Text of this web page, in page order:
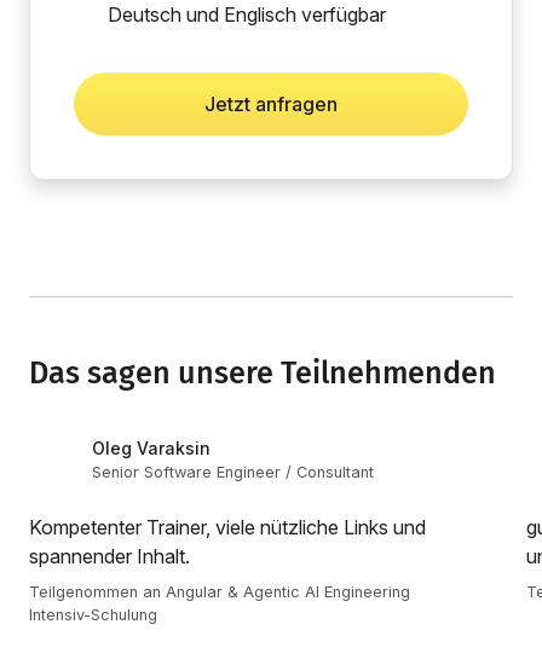
Deutsch und Englisch verfügbar
Jetzt anfragen
Das sagen unsere Teilnehmenden
Oleg Varaksin
Senior Software Engineer / Consultant
Kompetenter Trainer, viele nützliche Links und
spannender Inhalt.
Teilgenommen an Angular & Agentic AI Engineering
Intensiv-Schulung